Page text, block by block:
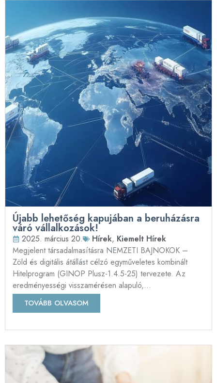
Újabb lehetőség kapujában a beruházásra
váró vállalkozások!
2025. március 20. Hírek, Kiemelt Hírek
Megjelent társadalmasításra NEMZETI BAJNOKOK –
Zöld és digitális átállást célzó egyműveletes kombinált
Hitelprogram (GINOP Plusz-1.4.5-25) tervezete. Az
eredményességi visszamérésen alapuló,...
TOVÁBB OLVASOM